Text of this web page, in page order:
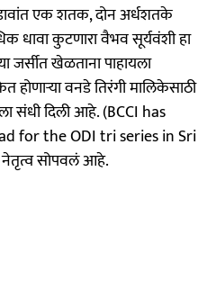
एक शतक, दोन अर्धशतके
धावा कुटणारा वैभव सूर्यवंशी हा
जर्सीत खेळताना पाहायला
वनडे तिरंगी मालिकेसाठी
संधी दिली आहे. (BCCI has
for the ODI tri series in Sri
नेतृत्व सोपवलं आहे.